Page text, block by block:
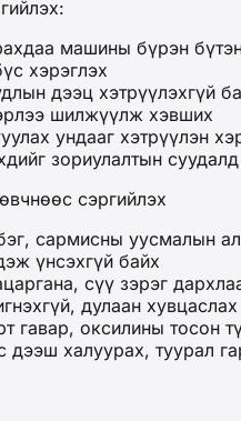
машины бүрэн
хэрэглэх
дээц хэтрүүлэхгүй
шилжүүлж хэвших
ундааг хэтрүүлэн
зориулалтын суудалд
сэргийлэх
сармисны уусмалын
үнсэхгүй байх
сүү зэрэг
дулаан хувцаслах
гавар, оксилины тосон
дээш халуурах, туурал